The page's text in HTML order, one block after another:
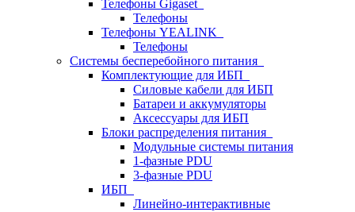
Телефоны Gigaset
Телефоны
Телефоны YEALINK
Телефоны
Системы бесперебойного питания
Комплектующие для ИБП
Силовые кабели для ИБП
Батареи и аккумуляторы
Аксессуары для ИБП
Блоки распределения питания
Модульные системы питания
1-фазные PDU
3-фазные PDU
ИБП
Линейно-интерактивные